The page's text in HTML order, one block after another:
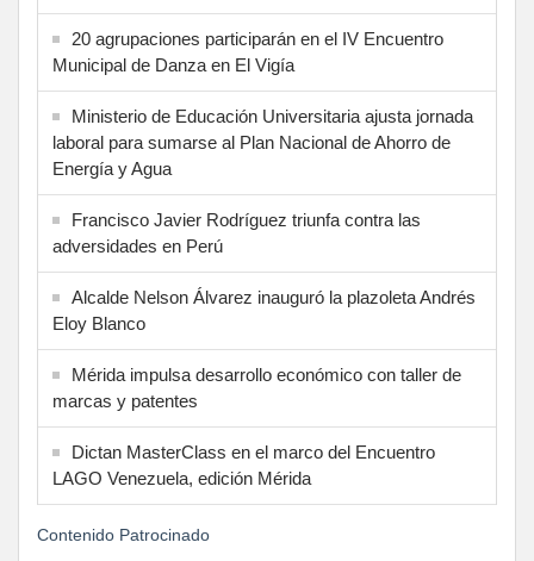
20 agrupaciones participarán en el IV Encuentro
Municipal de Danza en El Vigía
Ministerio de Educación Universitaria ajusta jornada
laboral para sumarse al Plan Nacional de Ahorro de
Energía y Agua
Francisco Javier Rodríguez triunfa contra las
adversidades en Perú
Alcalde Nelson Álvarez inauguró la plazoleta Andrés
Eloy Blanco
Mérida impulsa desarrollo económico con taller de
marcas y patentes
Dictan MasterClass en el marco del Encuentro
LAGO Venezuela, edición Mérida
Contenido Patrocinado